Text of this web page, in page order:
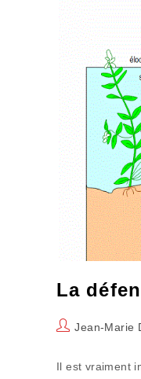
La
Auteur/autrice
Jean-Marie
Il est vraiment